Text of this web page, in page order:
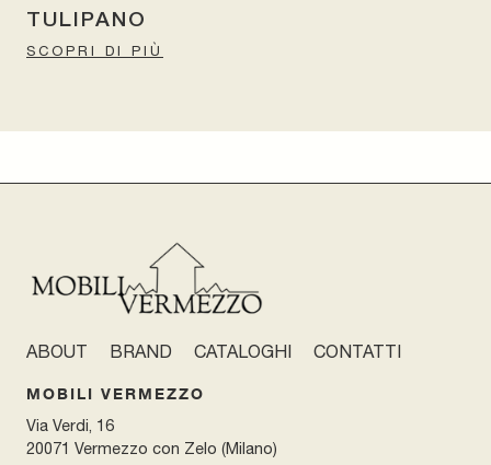
TULIPANO
SCOPRI DI PIÙ
ABOUT BRAND CATALOGHI CONTATTI
MOBILI VERMEZZO
Via Verdi, 16
20071 Vermezzo con Zelo (Milano)